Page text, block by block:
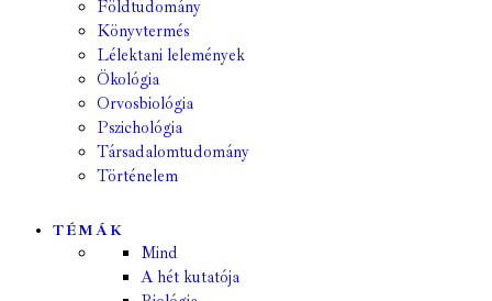
Földtudomány
Könyvtermés
Lélektani lelemények
Ökológia
Orvosbiológia
Pszichológia
Társadalomtudomány
Történelem
TÉMÁK
Mind
A hét kutatója